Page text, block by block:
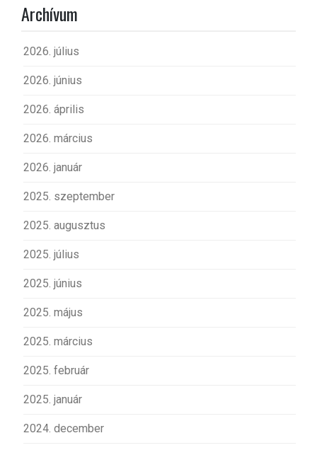
Archívum
2026. július
2026. június
2026. április
2026. március
2026. január
2025. szeptember
2025. augusztus
2025. július
2025. június
2025. május
2025. március
2025. február
2025. január
2024. december